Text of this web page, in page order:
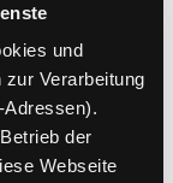
und
zur Verarbeitung
der
Webseite
Englisch:
Holes
Suche nach